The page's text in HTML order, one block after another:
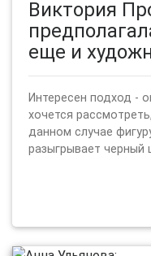
Виктория
еще и
Интересен подход -
хочется
данном случае
разыгрывает черный